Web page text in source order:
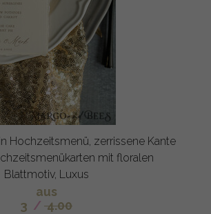
Hochzeitsmenü, zerrissene Kante
mit floralen
Blattmotiv, Luxus
aus
3 / 4.00